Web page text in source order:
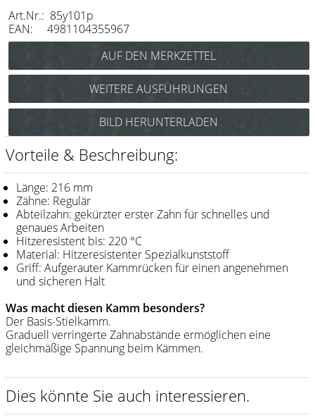
Sets
Messer / Klingen
Y.S. Park
Fejic
e-kwip
Bürsten
Y.S. Park
Werkzeugtaschen
e-kwip
Joewell
Aromase Salon-Pro
Art.Nr.: 85y101p
EAN: 4981104355967
WEITERE AUSFÜHRUNGEN
Y.S. Park Carbon Stielkamm Nr.101
(schwarz) Art.Nr.: 85y101cs
(blau) Art.Nr.: 85y101b
Y.S. Park Stielkamm Nr.101
(camel) Art.Nr.: 85y101ca
Y.S. Park Stielkamm Nr.101
(grün) Art.Nr.: 85y101gr
Y.S. Park Stielkamm Nr.101
(lila) Art.Nr.: 85y101l
Y.S. Park Stielkamm Nr.101
(rot) Art.Nr.: 85y101r
Y.S. Park Stielkamm Nr.101
(weiß) Art.Nr.: 85y101w
BILD HERUNTERLADEN
Vorteile & Beschreibung:
Länge: 216 mm
Zähne: Regulär
Abteilzahn: gekürzter erster Zahn für schnelles und
genaues Arbeiten
Hitzeresistent bis: 220 °C
Material: Hitzeresistenter Spezialkunststoff
Griff: Aufgerauter Kammrücken für einen angenehmen
und sicheren Halt
Was macht diesen Kamm besonders?
Der Basis-Stielkamm.
Graduell verringerte Zahnabstände ermöglichen eine
gleichmäßige Spannung beim Kämmen.
Dies könnte Sie auch interessieren.